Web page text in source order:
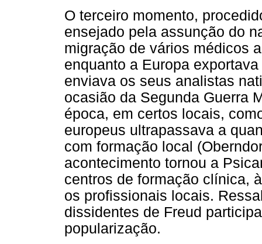
O terceiro momento,
ensejado pela assunção do
migração de vários médicos
enquanto a Europa
enviava os seus analistas
ocasião da Segunda Guerra
época, em certos locais,
europeus ultrapassava a
com formação local
acontecimento tornou a
centros de formação clínica,
os profissionais locais.
dissidentes de Freud
popularização.